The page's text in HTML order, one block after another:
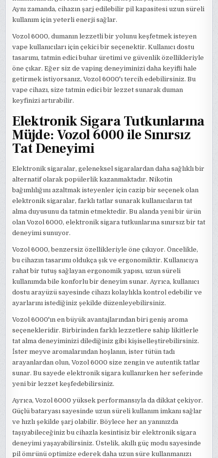
Aynı zamanda, cihazın şarj edilebilir pil kapasitesi uzun süreli
kullanım için yeterli enerji sağlar.
Vozol 6000, dumanın lezzetli bir yolunu keşfetmek isteyen
vape kullanıcıları için çekici bir seçenektir. Kullanıcı dostu
tasarımı, tatmin edici buhar üretimi ve güvenlik özellikleriyle
öne çıkar. Eğer siz de vaping deneyiminizi daha keyifli hale
getirmek istiyorsanız, Vozol 6000'ı tercih edebilirsiniz. Bu
vape cihazı, size tatmin edici bir lezzet sunarak duman
keyfinizi artırabilir.
Elektronik Sigara Tutkunlarına
Müjde: Vozol 6000 ile Sınırsız
Tat Deneyimi
Elektronik sigaralar, geleneksel sigaralardan daha sağlıklı bir
alternatif olarak popülerlik kazanmaktadır. Nikotin
bağımlılığını azaltmak isteyenler için cazip bir seçenek olan
elektronik sigaralar, farklı tatlar sunarak kullanıcıların tat
alma duyusunu da tatmin etmektedir. Bu alanda yeni bir ürün
olan Vozol 6000, elektronik sigara tutkunlarına sınırsız bir tat
deneyimi sunuyor.
Vozol 6000, benzersiz özellikleriyle öne çıkıyor. Öncelikle,
bu cihazın tasarımı oldukça şık ve ergonomiktir. Kullanıcıya
rahat bir tutuş sağlayan ergonomik yapısı, uzun süreli
kullanımda bile konforlu bir deneyim sunar. Ayrıca, kullanıcı
dostu arayüzü sayesinde cihazı kolaylıkla kontrol edebilir ve
ayarlarını istediğiniz şekilde düzenleyebilirsiniz.
Vozol 6000'ın en büyük avantajlarından biri geniş aroma
seçenekleridir. Birbirinden farklı lezzetlere sahip likitlerle
tat alma deneyiminizi dilediğiniz gibi kişiselleştirebilirsiniz.
İster meyve aromalarından hoşlanın, ister tütün tadı
arayanlardan olun, Vozol 6000 size zengin ve autentik tatlar
sunar. Bu sayede elektronik sigara kullanırken her seferinde
yeni bir lezzet keşfedebilirsiniz.
Ayrıca, Vozol 6000 yüksek performansıyla da dikkat çekiyor.
Güçlü bataryası sayesinde uzun süreli kullanım imkanı sağlar
ve hızlı şekilde şarj olabilir. Böylece her an yanınızda
taşıyabileceğiniz bu cihazla kesintisiz bir elektronik sigara
deneyimi yaşayabilirsiniz. Üstelik, akıllı güç modu sayesinde
pil ömrünü optimize ederek daha uzun süre kullanmanızı